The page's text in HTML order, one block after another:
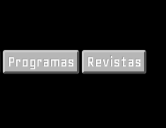
Programas
Revistas